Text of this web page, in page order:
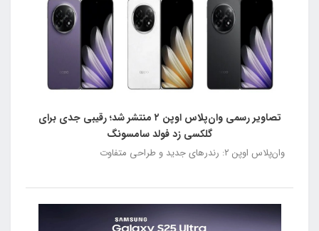
تصاویر رسمی وان‌پلاس اوپن ۲ منتشر شد؛ رقیبی جدی برای
گلکسی زد فولد سامسونگ
وان‌پلاس اوپن ۲: رندرهای جدید و طراحی متفاوت